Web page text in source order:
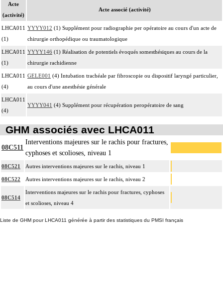
Acte
(activité)
Acte associé (activité)
LHCA011
(1)
YYYY012 (1) Supplément pour radiographie per opératoire au cours d'un acte de
chirurgie orthopédique ou traumatologique
LHCA011
(1)
YYYY146 (1) Réalisation de potentiels évoqués somesthésiques au cours de la
chirurgie rachidienne
LHCA011
(4)
GELE001 (4) Intubation trachéale par fibroscopie ou dispositif laryngé particulier,
au cours d'une anesthésie générale
LHCA011
(4)
YYYY041 (4) Supplément pour récupération peropératoire de sang
GHM associés avec LHCA011
08C511
Interventions majeures sur le rachis pour fractures,
cyphoses et scolioses, niveau 1
08C521 Autres interventions majeures sur le rachis, niveau 1
08C522 Autres interventions majeures sur le rachis, niveau 2
08C514
Interventions majeures sur le rachis pour fractures, cyphoses
et scolioses, niveau 4
Liste de GHM pour LHCA011 générée à partir des statistiques du PMSI français